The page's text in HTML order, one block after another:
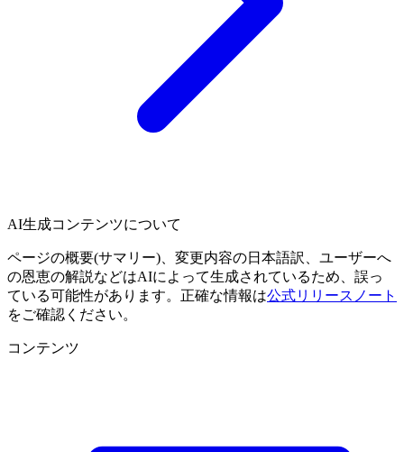
AI生成コンテンツについて
ページの概要(サマリー)、変更内容の日本語訳、ユーザーへ
の恩恵の解説などはAIによって生成されているため、誤っ
ている可能性があります。正確な情報は公式リリースノート
をご確認ください。
コンテンツ